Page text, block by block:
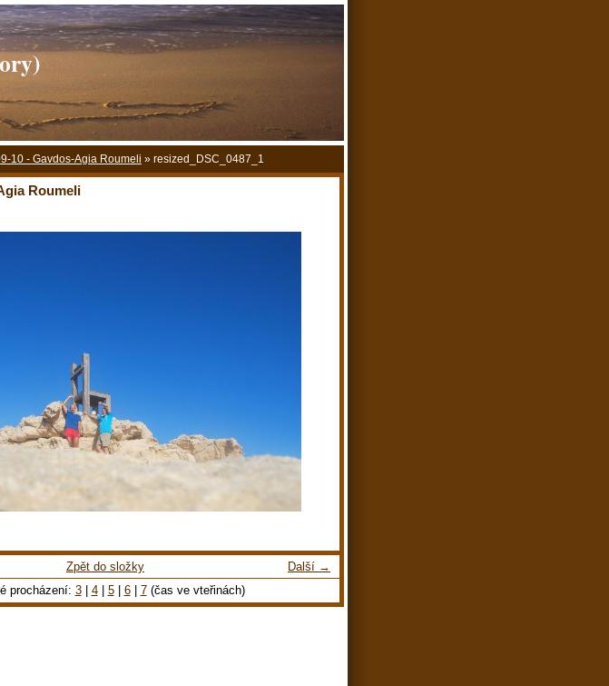
10 - Gavdos-Agia Roumeli » resized_DSC_0487_1
Roumeli
Další →
Zpět do složky
procházení: 3| 4| 5| 6| 7(čas ve vteřinách)